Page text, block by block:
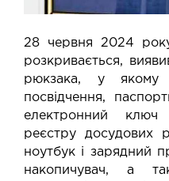
28 червня 2024
розкривається,
рюкзака, у якому
посвідчення,
електронний
реєстру досудових
ноутбук і зарядний
накопичувач, а